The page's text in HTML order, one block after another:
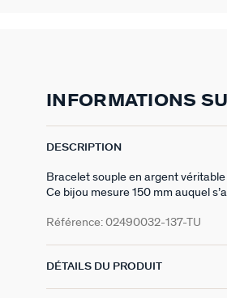
INFORMATIONS
DESCRIPTION
Bracelet souple en argent
Ce bijou mesure 150 mm auquel
Référence: 02490032-137-TU
DÉTAILS DU PRODUIT